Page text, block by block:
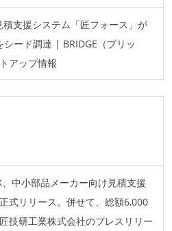
支援システム「匠フォース」が
ード調達 | BRIDGE（ブリッ
アップ情報
中小部品メーカー向け見積支援
式リリース。併せて、総額6,000
技研工業株式会社のプレスリリー